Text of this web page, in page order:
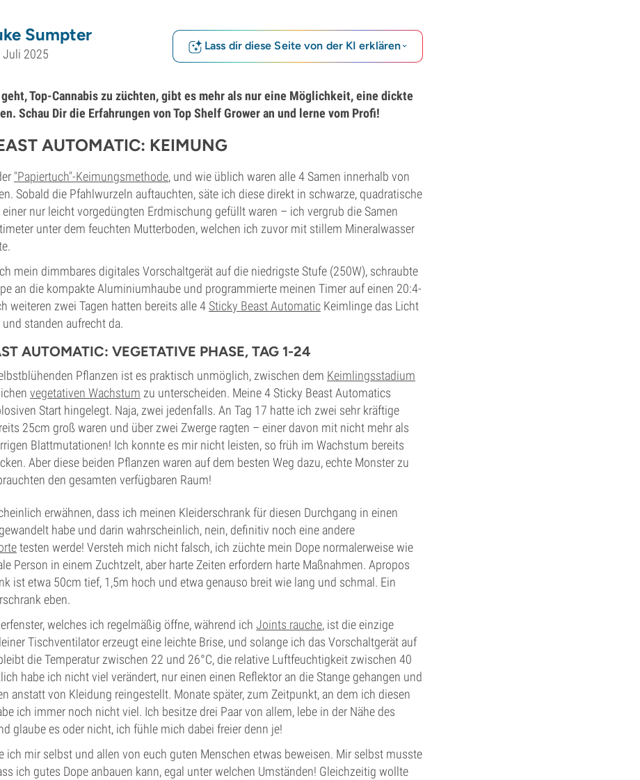
Sumpter
Juli 2025
Lass dir diese Seite von der KI erklären
geht, Top-Cannabis zu züchten, gibt es mehr als nur eine Möglichkeit, eine dickte
Schau Dir die Erfahrungen von Top Shelf Grower an und lerne vom Profi!
AUTOMATIC: KEIMUNG
"Papiertuch"-Keimungsmethode, und wie üblich waren alle 4 Samen innerhalb von
Sobald die Pfahlwurzeln auftauchten, säte ich diese direkt in schwarze, quadratische
nur leicht vorgedüngten Erdmischung gefüllt waren – ich vergrub die Samen
unter dem feuchten Mutterboden, welchen ich zuvor mit stillem Mineralwasser
mein dimmbares digitales Vorschaltgerät auf die niedrigste Stufe (250W), schraubte
an die kompakte Aluminiumhaube und programmierte meinen Timer auf einen 20:4-
weiteren zwei Tagen hatten bereits alle 4 Sticky Beast Automatic Keimlinge das Licht
standen aufrecht da.
AUTOMATIC: VEGETATIVE PHASE, TAG 1-24
Pflanzen ist es praktisch unmöglich, zwischen dem Keimlingsstadium
vegetativen Wachstum zu unterscheiden. Meine 4 Sticky Beast Automatics
Start hingelegt. Naja, zwei jedenfalls. An Tag 17 hatte ich zwei sehr kräftige
25cm groß waren und über zwei Zwerge ragten – einer davon mit nicht mehr als
Blattmutationen! Ich konnte es mir nicht leisten, so früh im Wachstum bereits
Aber diese beiden Pflanzen waren auf dem besten Weg dazu, echte Monster zu
den gesamten verfügbaren Raum!
erwähnen, dass ich meinen Kleiderschrank für diesen Durchgang in einen
habe und darin wahrscheinlich, nein, definitiv noch eine andere
testen werde! Versteh mich nicht falsch, ich züchte mein Dope normalerweise wie
Person in einem Zuchtzelt, aber harte Zeiten erfordern harte Maßnahmen. Apropos
ist etwa 50cm tief, 1,5m hoch und etwa genauso breit wie lang und schmal. Ein
eben.
welches ich regelmäßig öffne, während ich Joints rauche, ist die einzige
Tischventilator erzeugt eine leichte Brise, und solange ich das Vorschaltgerät auf
die Temperatur zwischen 22 und 26°C, die relative Luftfeuchtigkeit zwischen 40
habe ich nicht viel verändert, nur einen einen Reflektor an die Stange gehangen und
anstatt von Kleidung reingestellt. Monate später, zum Zeitpunkt, an dem ich diesen
ich immer noch nicht viel. Ich besitze drei Paar von allem, lebe in der Nähe des
glaube es oder nicht, ich fühle mich dabei freier denn je!
ich mir selbst und allen von euch guten Menschen etwas beweisen. Mir selbst musste
ich gutes Dope anbauen kann, egal unter welchen Umständen! Gleichzeitig wollte